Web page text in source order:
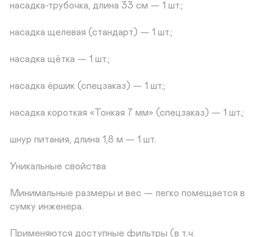
насадка‑трубочка, длина 33 см — 1 шт.;
насадка щелевая (стандарт) — 1 шт.;
насадка щётка — 1 шт.;
насадка ёршик (спецзаказ) — 1 шт.;
насадка короткая «Тонкая 7 мм» (спецзаказ) — 1 шт.;
шнур питания, длина 1,8 м — 1 шт.
Уникальные свойства
Минимальные размеры и вес — легко помещается в
сумку инженера.
Применяются доступные фильтры (в т. ч.